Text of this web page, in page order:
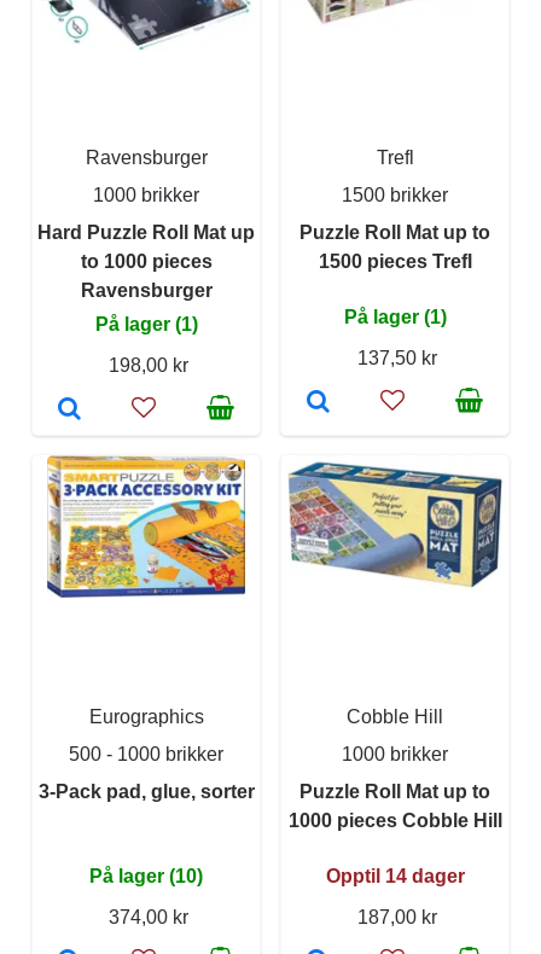
Ravensburger
1000 brikker
Hard Puzzle Roll Mat up
to 1000 pieces
Ravensburger
På lager (1)
198,00 kr
Trefl
1500 brikker
Puzzle Roll Mat up to
1500 pieces Trefl
På lager (1)
137,50 kr
Eurographics
500 - 1000 brikker
3-Pack pad, glue, sorter
På lager (10)
374,00 kr
Cobble Hill
1000 brikker
Puzzle Roll Mat up to
1000 pieces Cobble Hill
Opptil 14 dager
187,00 kr